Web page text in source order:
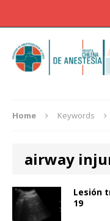
Home Keywords
airway
Lesión
19